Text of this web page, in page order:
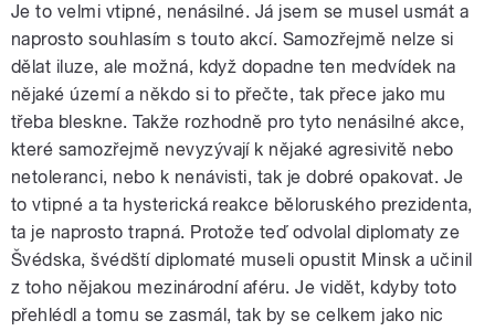
Je to velmi vtipné, nenásilné. Já jsem se musel usmát a
naprosto souhlasím s touto akcí. Samozřejmě nelze si
dělat iluze, ale možná, když dopadne ten medvídek na
nějaké území a někdo si to přečte, tak přece jako mu
třeba bleskne. Takže rozhodně pro tyto nenásilné akce,
které samozřejmě nevyzývají k nějaké agresivitě nebo
netoleranci, nebo k nenávisti, tak je dobré opakovat. Je
to vtipné a ta hysterická reakce běloruského prezidenta,
ta je naprosto trapná. Protože teď odvolal diplomaty ze
Švédska, švédští diplomaté museli opustit Minsk a učinil
z toho nějakou mezinárodní aféru. Je vidět, kdyby toto
přehlédl a tomu se zasmál, tak by se celkem jako nic